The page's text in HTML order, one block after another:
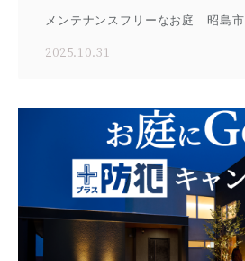
メンテナンスフリーなお庭 昭島市
2025.10.31